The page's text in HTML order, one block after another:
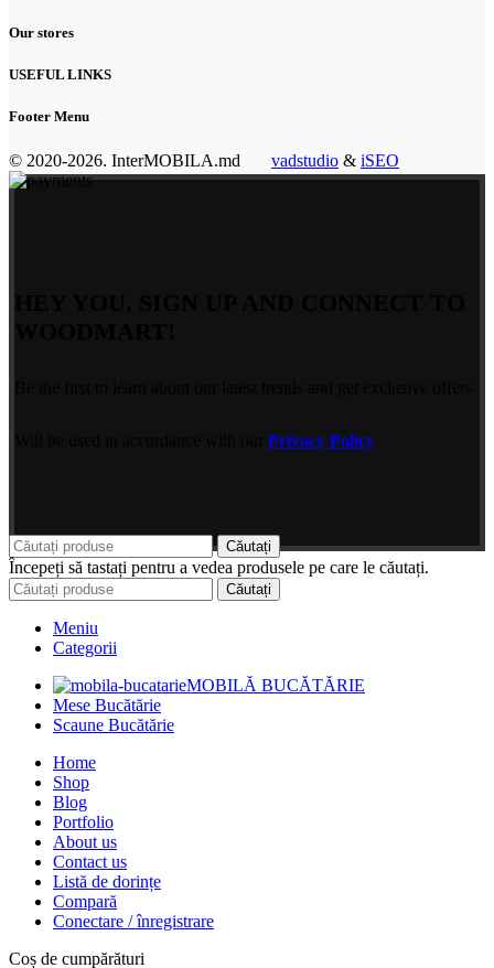
Our stores
USEFUL LINKS
Footer Menu
© 2020-2026. InterMOBILA.md vadstudio & iSEO
Privacy Policy
Căutați
Începeți să tastați pentru a vedea produsele pe care le căutați.
Căutați
Meniu
Categorii
MOBILĂ BUCĂTĂRIE
Mese Bucătărie
Scaune Bucătărie
Home
Shop
Blog
Portfolio
About us
Contact us
Listă de dorințe
Compară
Conectare / înregistrare
Coș de cumpărături